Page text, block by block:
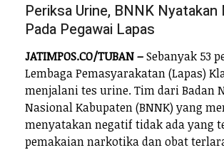
Periksa Urine, BNNK
Pada Pegawai Lapas
JATIMPOS.CO/TUBAN –Sebanyak 53
Lembaga Pemasyarakatan (Lapas)
menjalani tes urine. Tim dari Badan
Nasional Kabupaten (BNNK) yang
menyatakan negatif tidak ada yang
pemakaian narkotika dan obat